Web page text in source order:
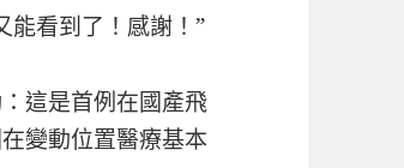
能看到了！感謝！”
這是首例在國產飛
變動位置醫療基本